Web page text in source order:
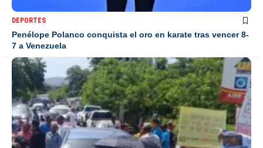
DEPORTES
Penélope Polanco conquista el oro en karate tras vencer 8-
7 a Venezuela